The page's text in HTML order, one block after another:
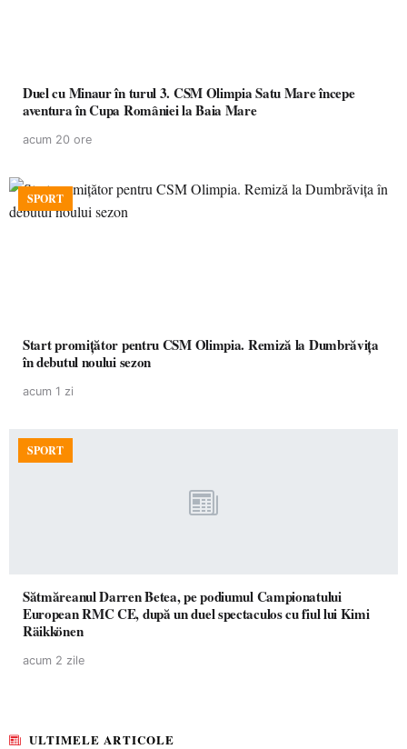
Duel cu Minaur în turul 3. CSM Olimpia Satu Mare începe
aventura în Cupa României la Baia Mare
acum 20 ore
SPORT
Start promițător pentru CSM Olimpia. Remiză la Dumbrăvița
în debutul noului sezon
acum 1 zi
SPORT
Sătmăreanul Darren Betea, pe podiumul Campionatului
European RMC CE, după un duel spectaculos cu fiul lui Kimi
Räikkönen
acum 2 zile
ULTIMELE ARTICOLE